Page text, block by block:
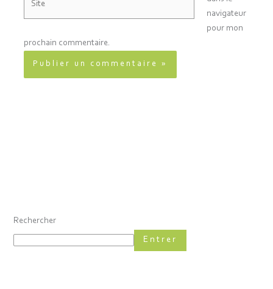
navigateur
pour mon
prochain commentaire.
Rechercher
Entrer